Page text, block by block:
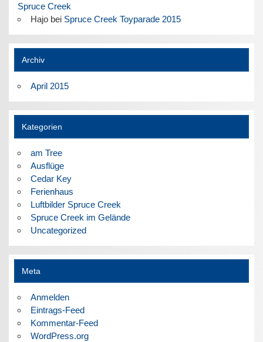
Spruce Creek
Hajobei Spruce Creek Toyparade 2015
Archiv
April 2015
Kategorien
am Tree
Ausflüge
Cedar Key
Ferienhaus
Luftbilder Spruce Creek
Spruce Creek im Gelände
Uncategorized
Meta
Anmelden
Eintrags-Feed
Kommentar-Feed
WordPress.org